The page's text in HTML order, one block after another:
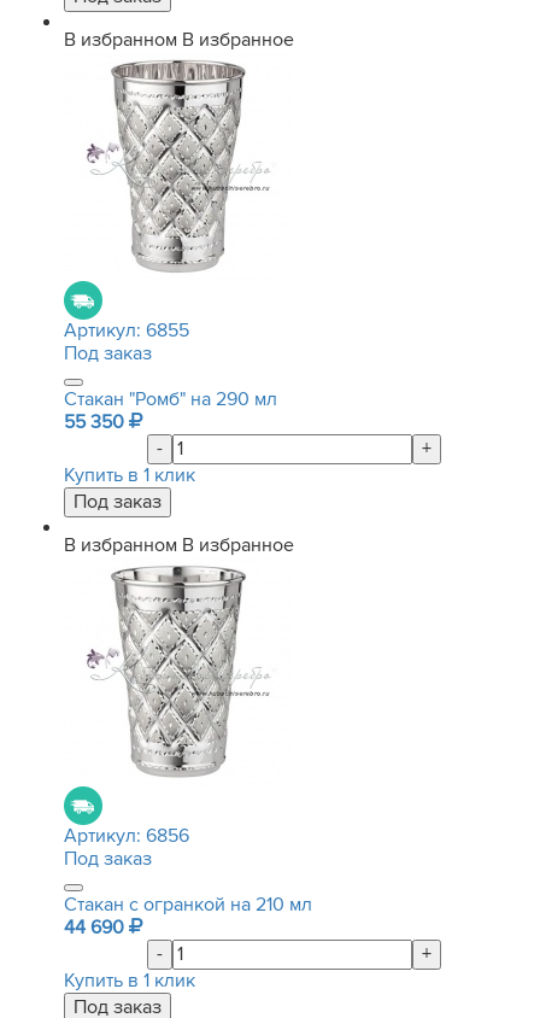
В избранном В избранное
Артикул: 6855
Под заказ
Стакан "Ромб" на 290 мл
55 350
-
+
Купить в 1 клик
В избранном В избранное
Артикул: 6856
Под заказ
Стакан с огранкой на 210 мл
44 690
-
+
Купить в 1 клик